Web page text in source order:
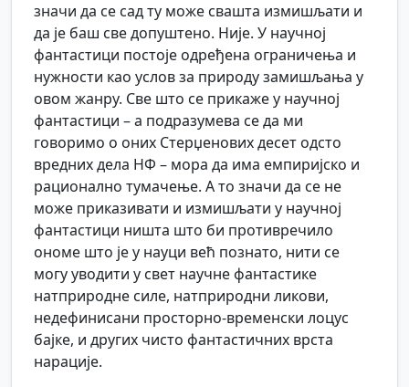
значи да се сад ту може свашта измишљати и
да је баш све допуштено. Није. У научној
фантастици постоје одређена ограничења и
нужности као услов за природу замишљања у
овом жанру. Све што се прикаже у научној
фантастици – а подразумева се да ми
говоримо о оних Стерџенових десет одсто
вредних дела НФ – мора да има емпиријско и
рационално тумачење. А то значи да се не
може приказивати и измишљати у научној
фантастици ништа што би противречило
ономе што је у науци већ познато, нити се
могу уводити у свет научне фантастике
натприродне силе, натприродни ликови,
недефинисани просторно-временски лоцус
бајке, и других чисто фантастичних врста
нарације.